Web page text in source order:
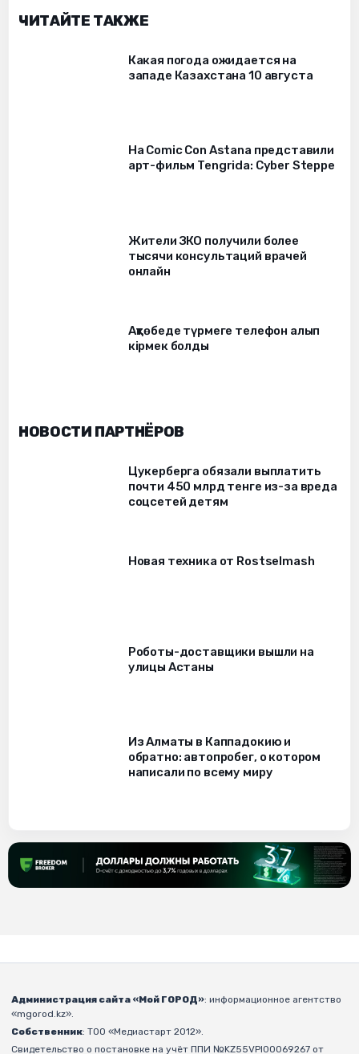
ЧИТАЙТЕ ТАКЖЕ
Какая погода ожидается на
западе Казахстана 10 августа
На Comic Con Astana представили
арт-фильм Tengrida: Cyber Steppe
Жители ЗКО получили более
тысячи консультаций врачей
онлайн
Ақтөбеде түрмеге телефон алып
кірмек болды
НОВОСТИ ПАРТНЁРОВ
Цукерберга обязали выплатить
почти 450 млрд тенге из-за вреда
соцсетей детям
Новая техника от Rostselmash
Роботы-доставщики вышли на
улицы Астаны
Из Алматы в Каппадокию и
обратно: автопробег, о котором
написали по всему миру
Администрация сайта «Мой ГОРОД»: информационное агентство
«mgorod.kz».
Собственник: ТОО «Медиастарт 2012».
Свидетельство о постановке на учёт ППИ №KZ55VPI00069267 от